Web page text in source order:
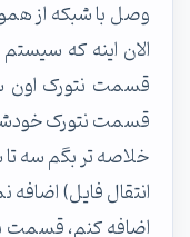
وصل با شبکه از
الان اینه که
قسمت نتورک
خلاصه تر بگم سه
انتقال فایل)
اضافه کنم، قسمت